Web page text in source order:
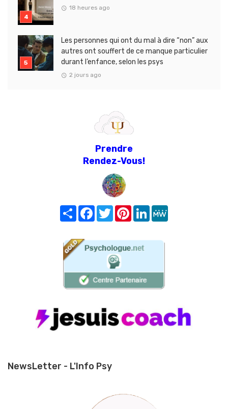
18 heures ago
Les personnes qui ont du mal à dire “non” aux
autres ont souffert de ce manque particulier
durant l’enfance, selon les psys
2 jours ago
Prendre
Rendez-Vous!
Share FacebookTwitterPinterest
LinkedIn
NewsLetter - L'Info Psy